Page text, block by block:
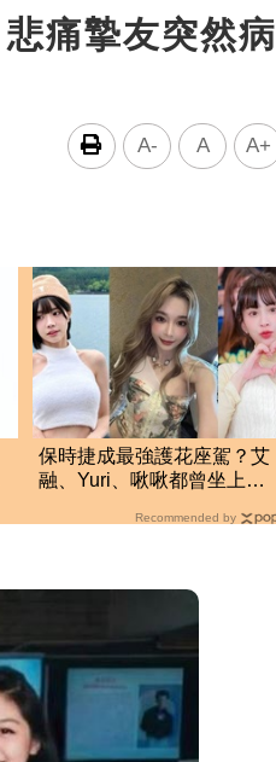
痛摯友突然病
A- A A+
保時捷成最強護花座駕？艾
融、Yuri、啾啾都曾坐上副
Recommended by